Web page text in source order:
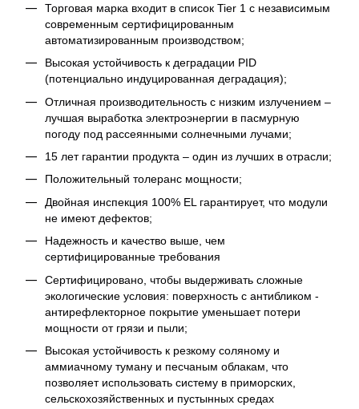
Торговая марка входит в список Tier 1 с независимым
современным сертифицированным
автоматизированным производством;
Высокая устойчивость к деградации PID
(потенциально индуцированная деградация);
Отличная производительность с низким излучением –
лучшая выработка электроэнергии в пасмурную
погоду под рассеянными солнечными лучами;
15 лет гарантии продукта – один из лучших в отрасли;
Положительный толеранс мощности;
Двойная инспекция 100% EL гарантирует, что модули
не имеют дефектов;
Надежность и качество выше, чем
сертифицированные требования
Сертифицировано, чтобы выдерживать сложные
экологические условия: поверхность с антибликом -
антирефлекторное покрытие уменьшает потери
мощности от грязи и пыли;
Высокая устойчивость к резкому соляному и
аммиачному туману и песчаным облакам, что
позволяет использовать систему в приморских,
сельскохозяйственных и пустынных средах